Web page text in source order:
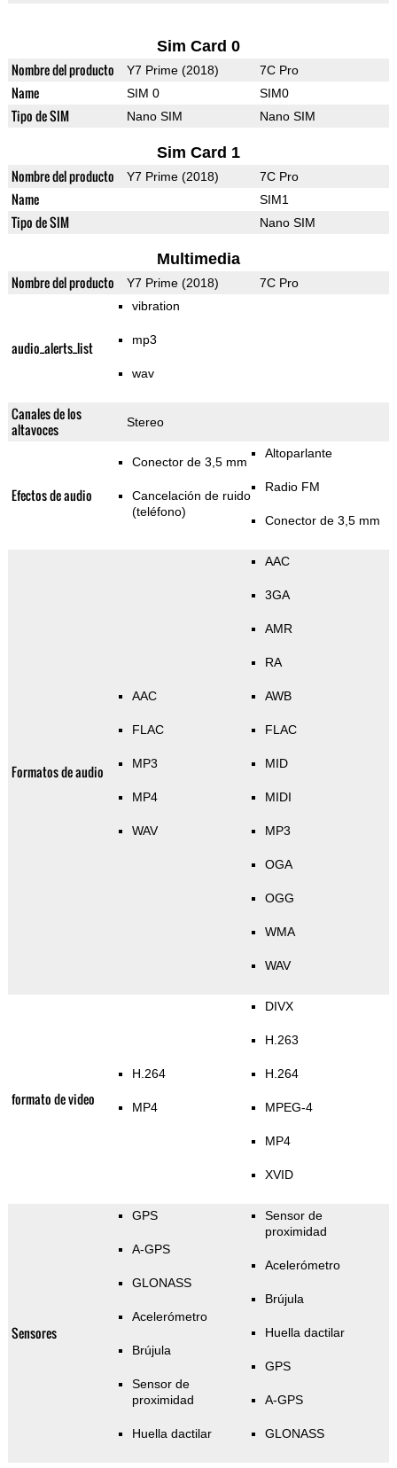
Sim Card 0
Nombre del producto Y7 Prime (2018) 7C Pro
Name SIM 0 SIM0
Tipo de SIM Nano SIM Nano SIM
Sim Card 1
Nombre del producto Y7 Prime (2018) 7C Pro
Name SIM1
Tipo de SIM Nano SIM
Multimedia
Nombre del producto Y7 Prime (2018) 7C Pro
audio_alerts_list
vibration
mp3
wav
Canales de los
altavoces
Stereo
Efectos de audio
Conector de 3,5 mm
Cancelación de ruido
(teléfono)
Altoparlante
Radio FM
Conector de 3,5 mm
Formatos de audio
AAC
FLAC
MP3
MP4
WAV
AAC
3GA
AMR
RA
AWB
FLAC
MID
MIDI
MP3
OGA
OGG
WMA
WAV
formato de video
H.264
MP4
DIVX
H.263
H.264
MPEG-4
MP4
XVID
Sensores
GPS
A-GPS
GLONASS
Acelerómetro
Brújula
Sensor de
proximidad
Huella dactilar
Sensor de
proximidad
Acelerómetro
Brújula
Huella dactilar
GPS
A-GPS
GLONASS